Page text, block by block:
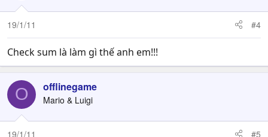
19/1/11 #4
Check sum là làm gì thế anh em!!!
O offlinegame
Mario & Luigi
19/1/11 #5